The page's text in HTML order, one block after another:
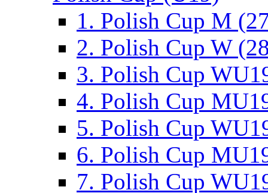
1. Polish Cup M
2. Polish Cup W
3. Polish Cup
4. Polish Cup
5. Polish Cup
6. Polish Cup
7. Polish Cup